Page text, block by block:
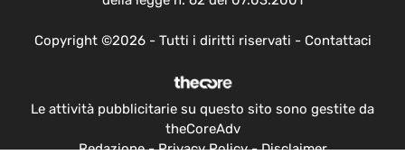
Copyright ©2026 - Tutti i diritti riservati -
Le attività pubblicitarie su questo sito sono gestite da
Redazione-Privacy Policy -Disclaimer